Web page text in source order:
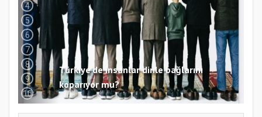
4
5
6
7
8
9
10